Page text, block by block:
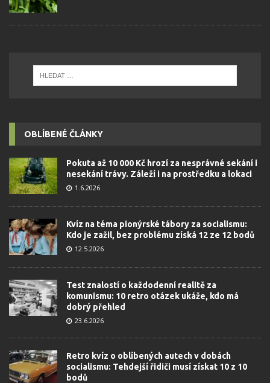
OBLÍBENÉ ČLÁNKY
Pokuta až 10 000 Kč hrozí za nesprávné sekání i
nesekání trávy. Záleží i na prostředku a lokaci
1.6.2026
Kvíz na téma pionýrské tábory za socialismu:
Kdo je zažil, bez problému získá 12 ze 12 bodů
12.5.2026
Test znalostí o každodenní realitě za
komunismu: 10 retro otázek ukáže, kdo má
dobrý přehled
23.6.2026
Retro kvíz o oblíbených autech v dobách
socialismu: Tehdejší řidiči musí získat 10 z 10
bodů